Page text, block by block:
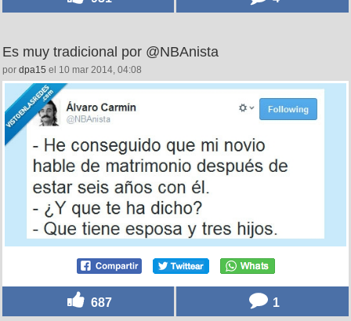
Es muy tradicional por @NBAnista
por dpa15 el 10 mar 2014, 04:08
687 1